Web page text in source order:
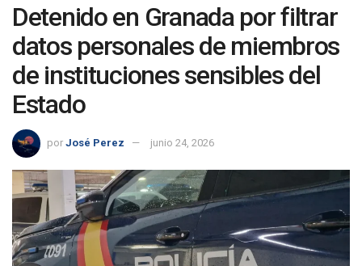
Detenido en Granada por filtrar
datos personales de miembros
de instituciones sensibles del
Estado
por José Perez junio 24, 2026